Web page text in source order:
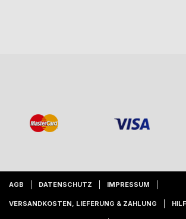
AGB DATENSCHUTZ IMPRESSUM
VERSANDKOSTEN, LIEFERUNG & ZAHLUNG